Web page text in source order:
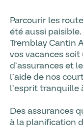
Parcourir les
été aussi
Tremblay Cantin
vos vacances
d’assurances et
l’aide de nos
l’esprit tranquille
Des assurances
à la planification